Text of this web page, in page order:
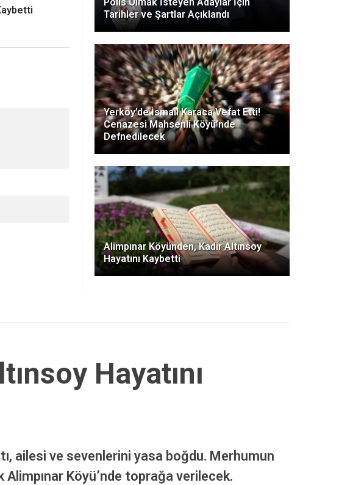
Tarihler ve Şartlar Açıklandı
Yerköy’de İsmail Karaca Vefat Etti!
Cenazesi Mahsenli Köyü’nde
Defnedilecek
Alimpınar Köyünden, Kadir Altınsoy
Hayatını Kaybetti
Hayatını
ailesi ve sevenlerini yasa boğdu. Merhumun
Alimpınar Köyü’nde toprağa verilecek.